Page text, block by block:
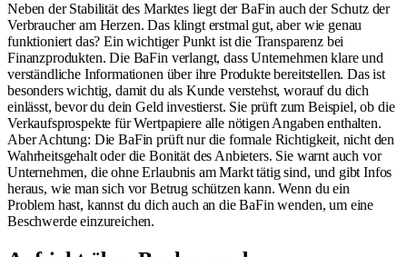
Neben der Stabilität des Marktes liegt der BaFin auch der Schutz der
Verbraucher am Herzen. Das klingt erstmal gut, aber wie genau
funktioniert das? Ein wichtiger Punkt ist die Transparenz bei
Finanzprodukten. Die BaFin verlangt, dass Unternehmen klare und
verständliche Informationen über ihre Produkte bereitstellen. Das ist
besonders wichtig, damit du als Kunde verstehst, worauf du dich
einlässt, bevor du dein Geld investierst. Sie prüft zum Beispiel, ob die
Verkaufsprospekte für Wertpapiere alle nötigen Angaben enthalten.
Aber Achtung: Die BaFin prüft nur die formale Richtigkeit, nicht den
Wahrheitsgehalt oder die Bonität des Anbieters. Sie warnt auch vor
Unternehmen, die ohne Erlaubnis am Markt tätig sind, und gibt Infos
heraus, wie man sich vor Betrug schützen kann. Wenn du ein
Problem hast, kannst du dich auch an die BaFin wenden, um eine
Beschwerde einzureichen.